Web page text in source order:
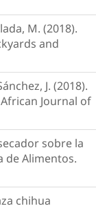
M. (2018).
and
J. (2018).
Journal of
sobre la
de Alimentos.
chihua